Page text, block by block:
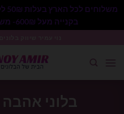
בקנייה מעל 600₪- משלוח חינם.
בלוני אהבה